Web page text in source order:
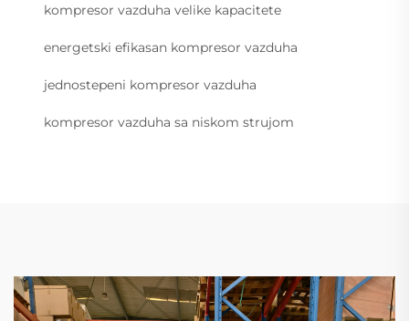
kompresor vazduha velike kapacitete
energetski efikasan kompresor vazduha
jednostepeni kompresor vazduha
kompresor vazduha sa niskom strujom